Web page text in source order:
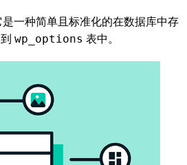
一种简单且标准化的在数据库中存
wp_options 表中。